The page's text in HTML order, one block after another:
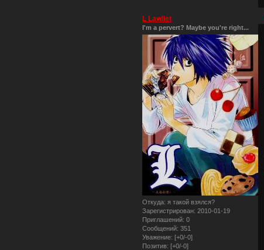
L Lawliet
I'm a pervert? Maybe you're right...
Откуда: я такой взялся?
Зарегистрирован: 2010-01-19
Приглашений: 0
Сообщений: 351
Уважение: [+0/-0]
Позитив: [+0/-0]